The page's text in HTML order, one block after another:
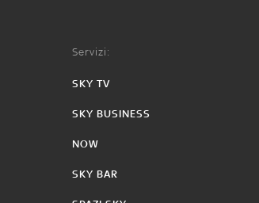
Servizi:
SKY TV
SKY BUSINESS
NOW
SKY BAR